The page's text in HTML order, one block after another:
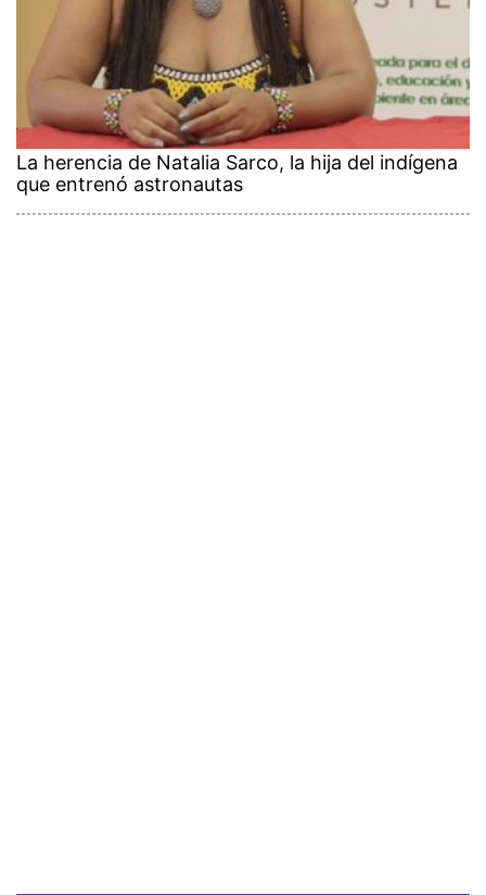
La herencia de Natalia Sarco, la hija del indígena
que entrenó astronautas